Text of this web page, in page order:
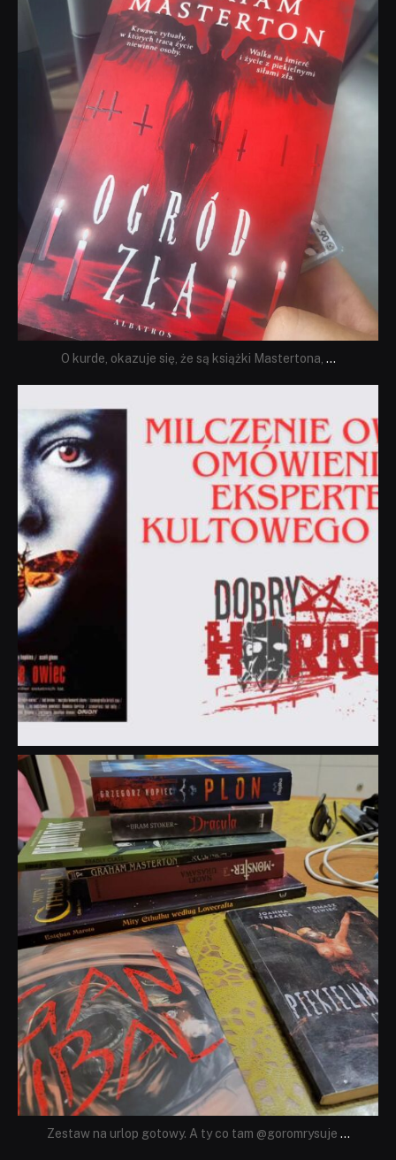
Sie 23
O kurde, okazuje się, że są książki Mastertona, ...
dobryhorror
Lip 31
Zestaw na urlop gotowy. A ty co tam @goromrysuje ...